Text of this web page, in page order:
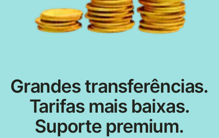
Grandes transferências.
Tarifas mais baixas.
Suporte premium.